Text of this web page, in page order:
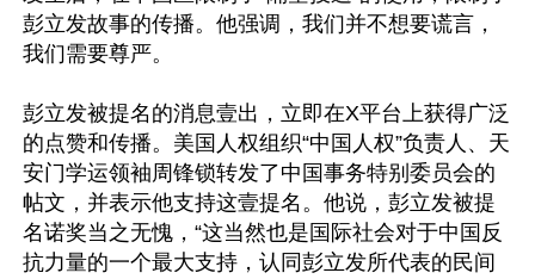
彭立发故事的传播。他强调，我们并不想要谎言，
我们需要尊严。
彭立发被提名的消息壹出，立即在X平台上获得广泛
的点赞和传播。美国人权组织“中国人权”负责人、天
安门学运领袖周锋锁转发了中国事务特别委员会的
帖文，并表示他支持这壹提名。他说，彭立发被提
名诺奖当之无愧，“这当然也是国际社会对于中国反
抗力量的一个最大支持，认同彭立发所代表的民间